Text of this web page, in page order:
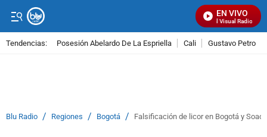
EN VIVO
Señal Visual Radio
Tendencias: Posesión Abelardo De La Espriella Cali Gustavo Petro
Blu Radio / Regiones / Bogotá / Falsificación de licor en Bogotá y